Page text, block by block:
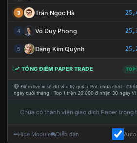
3 Trần Ngọc Hà
4 Võ Duy Phong
5 Đặng Kim Quỳnh
TỔNG ĐIỂM PAPER TRADE TOP
Điểm live = số dư ví + ký quỹ + PnL chưa chốt ·
ngày cuối tháng · Top 1 trên 20.000 đ nhận 30 ngày
Chưa có thành viên giao dịch Paper trong
Hide Module Diễn đàn